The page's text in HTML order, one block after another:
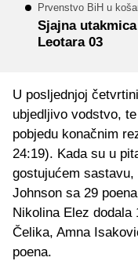
Prvenstvo BiH u
Sjajna
Leotara 03
U posljednjoj
ubjedljivo vodstvo,
pobjedu konačnim
24:19). Kada su u
gostujućem
Johnson sa 29
Nikolina Elez dodala
Čelika, Amna
poena.